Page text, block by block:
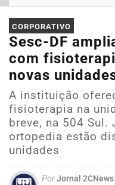
EM ALTA
CORPORATIVO
Sesc-DF
com
novas
A instituição
fisioterapia na
breve, na 504
ortopedia estão
unidades
PorJornal 2CNews